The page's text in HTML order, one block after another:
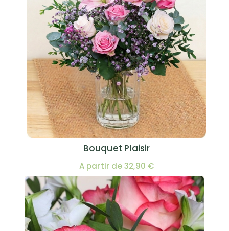
Bouquet Plaisir
A partir de 32,90 €